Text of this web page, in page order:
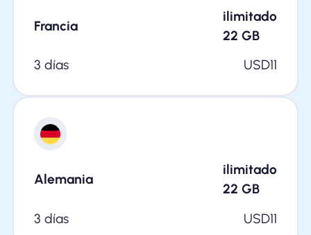
Francia
ilimitado
22 GB
3 días
USD11
Alemania
ilimitado
22 GB
3 días
USD11